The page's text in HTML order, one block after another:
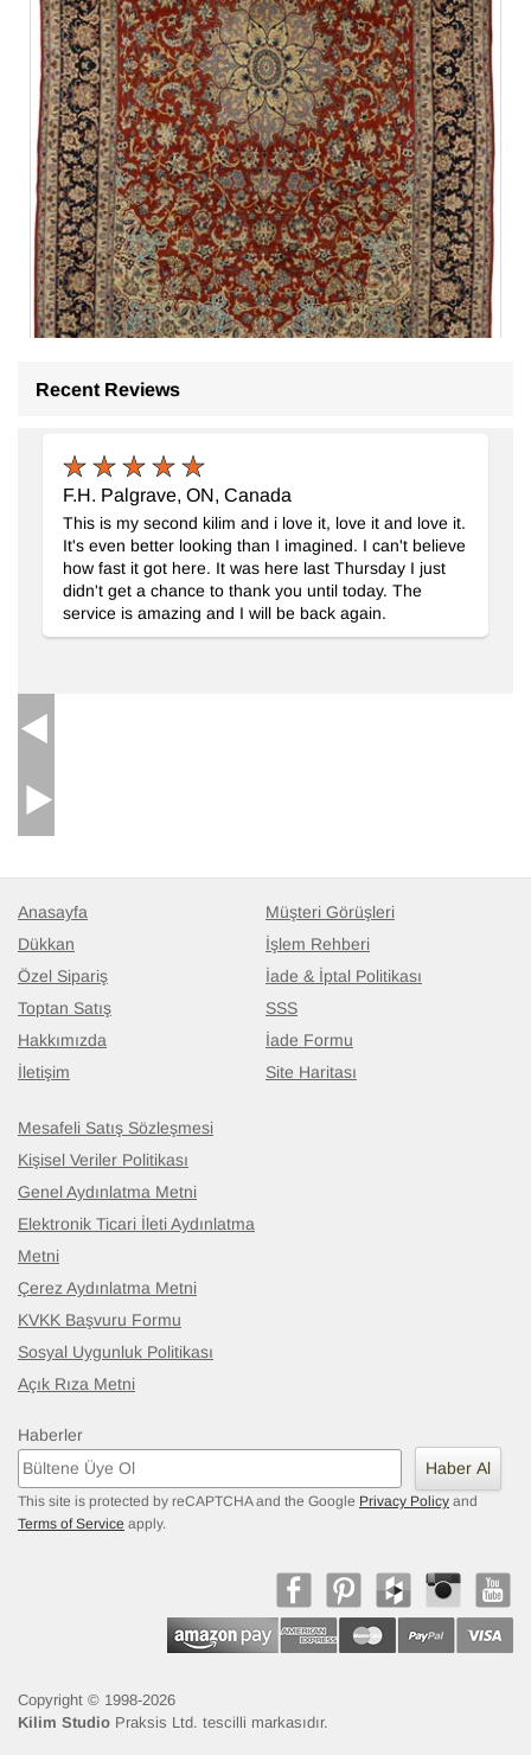
El Dokuma Vintage Hali
268 cm x 436 cm
115.714TL
Recent Reviews
F.H. Palgrave, ON, Canada
This is my second kilim and i love it, love it and love it.
It's even better looking than I imagined. I can't believe
how fast it got here. It was here last Thursday I just
didn't get a chance to thank you until today. The
service is amazing and I will be back again.
Anasayfa
Dükkan
Özel Sipariş
Toptan Satış
Hakkımızda
İletişim
Müşteri Görüşleri
İşlem Rehberi
İade & İptal Politikası
SSS
İade Formu
Site Haritası
Mesafeli Satış Sözleşmesi
Kişisel Veriler Politikası
Genel Aydınlatma Metni
Elektronik Ticari İleti Aydınlatma
Metni
Çerez Aydınlatma Metni
KVKK Başvuru Formu
Sosyal Uygunluk Politikası
Açık Rıza Metni
Haberler
Haber Al
This site is protected by reCAPTCHA and the Google Privacy Policy and
Terms of Service apply.
Copyright © 1998-2026
Kilim Studio Praksis Ltd. tescilli markasıdır.